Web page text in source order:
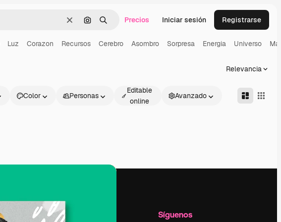
BorrarBuscar por imagen
BuscarPrecios Iniciar sesión Registrarse
Luz Corazon Recursos Cerebro Asombro Sorpresa Energia Universo
Relevancia
Color Personas
Editable
online
Avanzado
Información útil Síguenos